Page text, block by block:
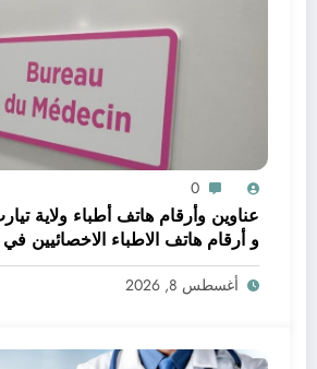
0
عناوين وأرقام هاتف أطباء ولاية
و أرقام هاتف الاطباء الاخصائيين في
أغسطس 8, 2026